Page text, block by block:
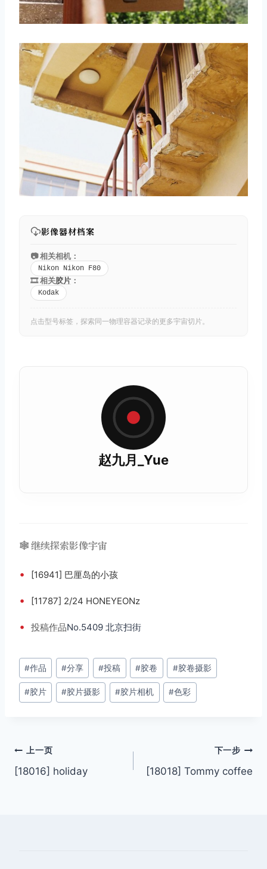
影像器材档案
📷 相关相机：
Nikon Nikon F80
🎞️ 相关胶片 ：
Kodak
点击型号标签，探索同一物理容器记录的更多宇宙切片。
赵九月_Yue
🕸️ 继续探索影像宇宙
• [16941] 巴厘岛的小孩
• [11787] 2/24 HONEYEONz
• 投稿作品No.5409 北京扫街
文
章
标
#作品 #分享 #投稿 #胶卷 #胶卷摄影
#胶片 #胶片摄影 #胶片相机 #色彩
文
章
上一页
[18016] holiday
下一步
[18018] Tommy coffee